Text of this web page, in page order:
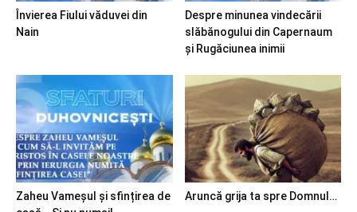
Învierea Fiului văduvei din
Nain
Despre minunea vindecării
slăbănogului din Capernaum
și Rugăciunea inimii
Zaheu Vameșul și sfințirea de
Aruncă grija ta spre Domnul…